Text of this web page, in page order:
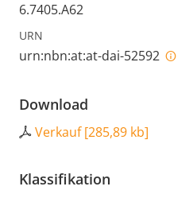
6.7405.A62
URN
urn:nbn:at:at-dai-52592
Download
Verkauf[285,89 kb]
Klassifikation